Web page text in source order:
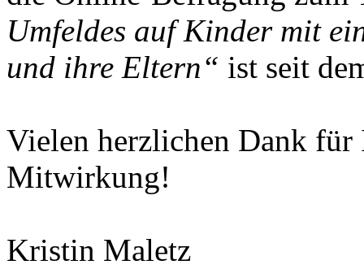
Umfeldes auf Kinder mit
und ihre Eltern“ ist seit
Vielen herzlichen Dank
Mitwirkung!
Kristin Maletz